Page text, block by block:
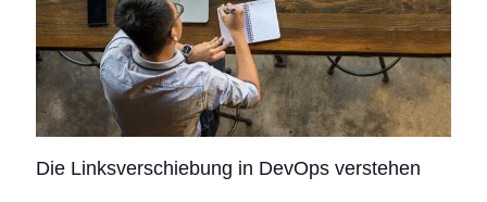
Die Linksverschiebung in DevOps verstehen